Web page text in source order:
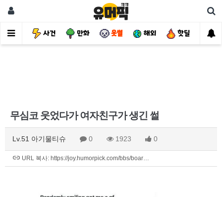
유머 사건 만화 웃썰 해외 핫딜 자
무심코 웃었다가 여자친구가 생긴 썰
Lv.51 아기물티슈 0 1923 0
URL 복사: https://joy.humorpick.com/bbs/boar…